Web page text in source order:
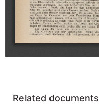
Related documents